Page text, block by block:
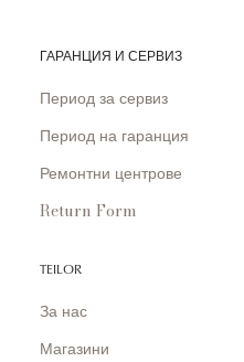
ГАРАНЦИЯ И СЕРВИЗ
Период за сервиз
Период на гаранция
Ремонтни центрове
Return Form
TEILOR
За нас
Магазини